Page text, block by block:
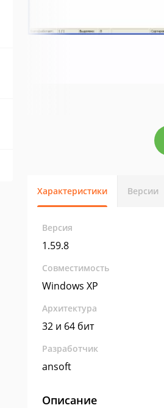
Характеристики Версии
Версия
1.59.8
Совместимость
Windows XP
Архитектура
32 и 64 бит
Разработчик
ansoft
Описание